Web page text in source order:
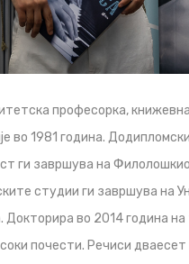
професорка,
во 1981 година.
ги завршува на
студии ги завршува на
во 2014 година на
почести. Речиси